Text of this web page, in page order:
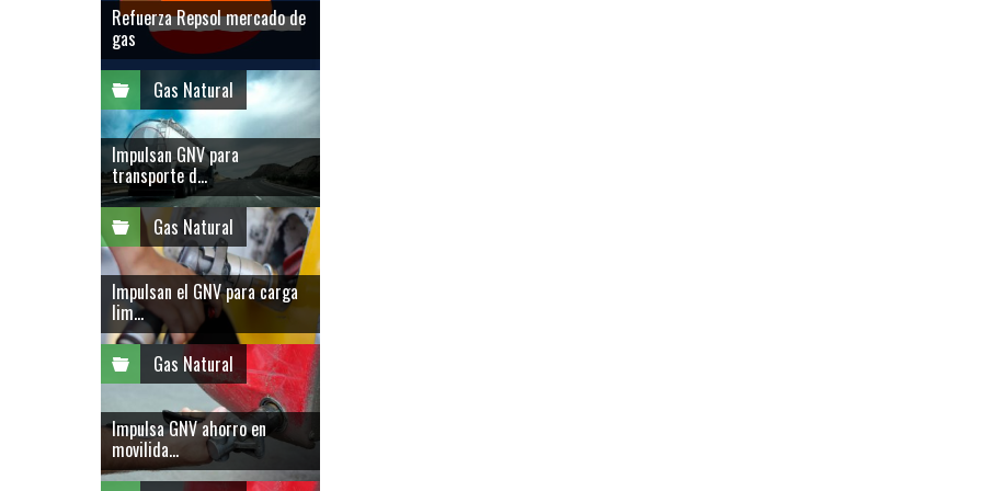
Refuerza Repsol mercado de
gas
Gas Natural
Impulsan GNV para
transporte d...
Gas Natural
Impulsan el GNV para carga
lim...
Gas Natural
Impulsa GNV ahorro en
movilida...